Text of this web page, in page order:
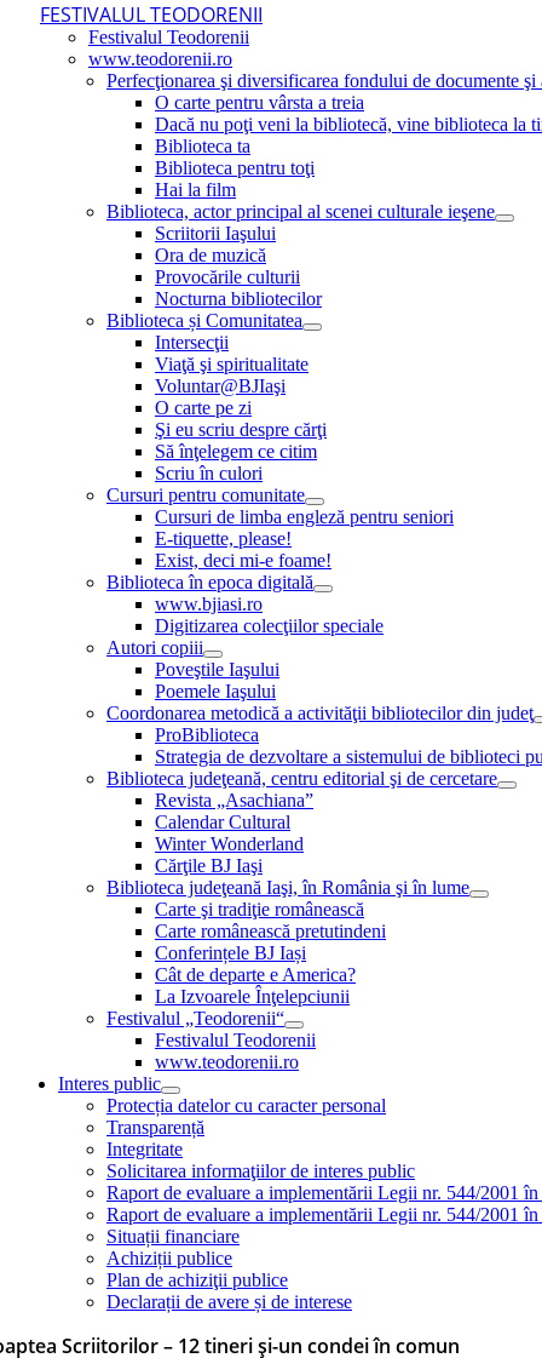
FESTIVALUL TEODORENII
Festivalul Teodorenii
www.teodorenii.ro
Perfecţionarea şi diversificarea fondului de documente
O carte pentru vârsta a treia
Dacă nu poţi veni la bibliotecă, vine biblioteca la
Biblioteca ta
Biblioteca pentru toţi
Hai la film
Biblioteca, actor principal al scenei culturale ieşene
Scriitorii Iaşului
Ora de muzică
Provocările culturii
Nocturna bibliotecilor
Biblioteca și Comunitatea
Intersecţii
Viaţă şi spiritualitate
Voluntar@BJIaşi
O carte pe zi
Şi eu scriu despre cărţi
Să înţelegem ce citim
Scriu în culori
Cursuri pentru comunitate
Cursuri de limba engleză pentru seniori
E-tiquette, please!
Exist, deci mi-e foame!
Biblioteca în epoca digitală
www.bjiasi.ro
Digitizarea colecţiilor speciale
Autori copiii
Poveştile Iaşului
Poemele Iaşului
Coordonarea metodică a activităţii bibliotecilor din judeţ
ProBiblioteca
Strategia de dezvoltare a sistemului de biblioteci
Biblioteca judeţeană, centru editorial şi de cercetare
Revista „Asachiana”
Calendar Cultural
Winter Wonderland
Cărţile BJ Iaşi
Biblioteca judeţeană Iaşi, în România şi în lume
Carte şi tradiţie românească
Carte românească pretutindeni
Conferințele BJ Iași
Cât de departe e America?
La Izvoarele Înţelepciunii
Festivalul „Teodorenii“
Festivalul Teodorenii
www.teodorenii.ro
Interes public
Protecția datelor cu caracter personal
Transparență
Integritate
Solicitarea informaţiilor de interes public
Raport de evaluare a implementării Legii nr. 544/2001
Raport de evaluare a implementării Legii nr. 544/2001
Situații financiare
Achiziții publice
Plan de achiziţii publice
Declarații de avere și de interese
Scriitorilor – 12 tineri și-un condei în comun